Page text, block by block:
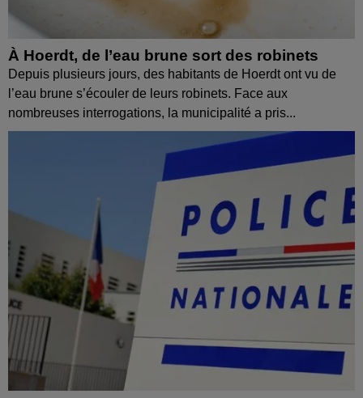
À Hoerdt, de l’eau brune sort des robinets
Depuis plusieurs jours, des habitants de Hoerdt ont vu de
l’eau brune s’écouler de leurs robinets. Face aux
nombreuses interrogations, la municipalité a pris...